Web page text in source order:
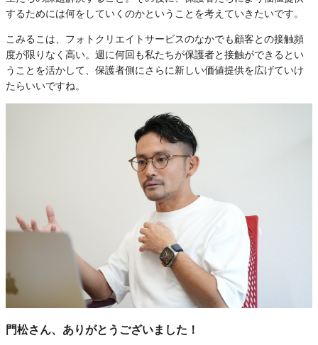
するためには何をしていくのかということを考えていきたいです。
こみるこは、フォトクリエイトサービスのなかでも顧客との接触頻
度が限りなく高い。週に何回も私たちが保護者と接触ができるとい
うことを活かして、保護者側にさらに新しい価値提供を広げていけ
たらいいですね。
門松さん、ありがとうございました！